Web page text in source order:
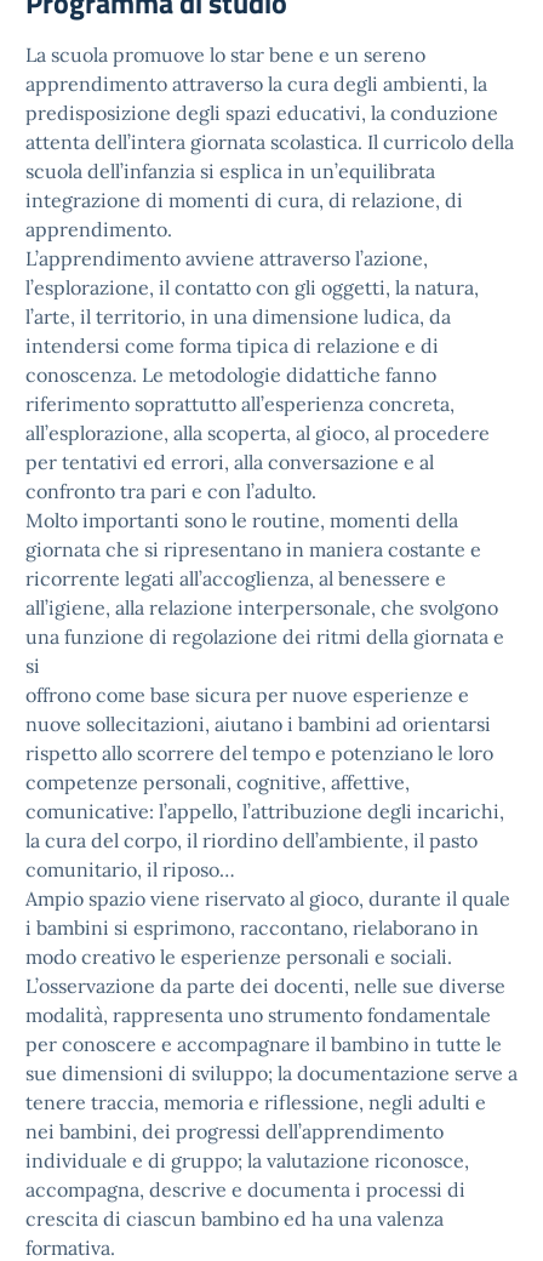
La scuola promuove lo star bene e un sereno
apprendimento attraverso la cura degli ambienti, la
predisposizione degli spazi educativi, la conduzione
attenta dell’intera giornata scolastica. Il curricolo della
scuola dell’infanzia si esplica in un’equilibrata
integrazione di momenti di cura, di relazione, di
apprendimento.
L’apprendimento avviene attraverso l’azione,
l’esplorazione, il contatto con gli oggetti, la natura,
l’arte, il territorio, in una dimensione ludica, da
intendersi come forma tipica di relazione e di
conoscenza. Le metodologie didattiche fanno
riferimento soprattutto all’esperienza concreta,
all’esplorazione, alla scoperta, al gioco, al procedere
per tentativi ed errori, alla conversazione e al
confronto tra pari e con l’adulto.
Molto importanti sono le routine, momenti della
giornata che si ripresentano in maniera costante e
ricorrente legati all’accoglienza, al benessere e
all’igiene, alla relazione interpersonale, che svolgono
una funzione di regolazione dei ritmi della giornata e
si
offrono come base sicura per nuove esperienze e
nuove sollecitazioni, aiutano i bambini ad orientarsi
rispetto allo scorrere del tempo e potenziano le loro
competenze personali, cognitive, affettive,
comunicative: l’appello, l’attribuzione degli incarichi,
la cura del corpo, il riordino dell’ambiente, il pasto
comunitario, il riposo…
Ampio spazio viene riservato al gioco, durante il quale
i bambini si esprimono, raccontano, rielaborano in
modo creativo le esperienze personali e sociali.
L’osservazione da parte dei docenti, nelle sue diverse
modalità, rappresenta uno strumento fondamentale
per conoscere e accompagnare il bambino in tutte le
sue dimensioni di sviluppo; la documentazione serve a
tenere traccia, memoria e riflessione, negli adulti e
nei bambini, dei progressi dell’apprendimento
individuale e di gruppo; la valutazione riconosce,
accompagna, descrive e documenta i processi di
crescita di ciascun bambino ed ha una valenza
formativa.